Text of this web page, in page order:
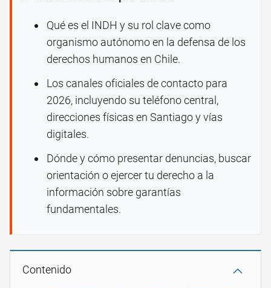
Qué es el INDH y su rol clave como
organismo autónomo en la defensa de los
derechos humanos en Chile.
Los canales oficiales de contacto para
2026, incluyendo su teléfono central,
direcciones físicas en Santiago y vías
digitales.
Dónde y cómo presentar denuncias, buscar
orientación o ejercer tu derecho a la
información sobre garantías
fundamentales.
Contenido